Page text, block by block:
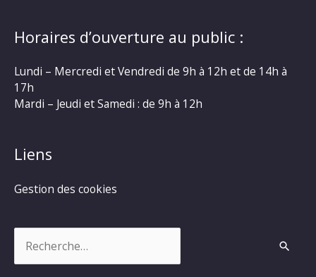
Horaires d’ouverture au public :
Lundi – Mercredi et Vendredi de 9h à 12h et de 14h à
17h
Mardi – Jeudi et Samedi : de 9h à 12h
Liens
Gestion des cookies